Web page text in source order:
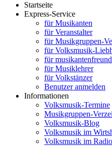
Startseite
Express-Service
für Musikanten
für Veranstalter
für Musikgruppen-
für Volksmusik-
für
für Musiklehrer
für Volkstänzer
Benutzer anmelden
Informationen
Volksmusik-Termine
Musikgruppen-
Volksmusik-Blog
Volksmusik im
Volksmusik im Radio